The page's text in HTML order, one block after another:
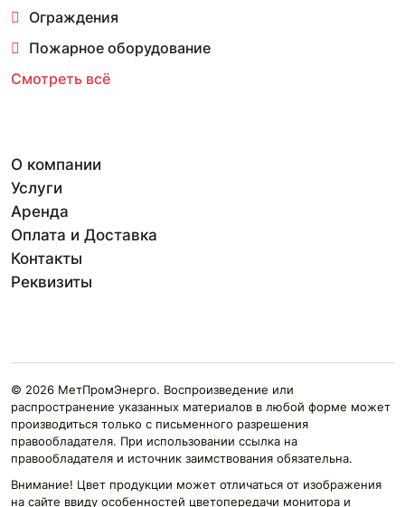
Ограждения
Пожарное оборудование
Смотреть всё
О компании
Услуги
Аренда
Оплата и Доставка
Контакты
Реквизиты
© 2026 МетПромЭнерго. Воспроизведение или
распространение указанных материалов в любой форме может
производиться только с письменного разрешения
правообладателя. При использовании ссылка на
правообладателя и источник заимствования обязательна.
Внимание! Цвет продукции может отличаться от изображения
на сайте ввиду особенностей цветопередачи монитора и